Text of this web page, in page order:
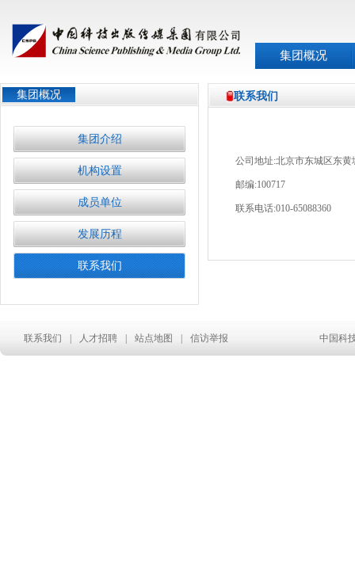
集团概况
集团概况
集团介绍
机构设置
成员单位
发展历程
联系我们
联系我们
公司地址:北京市东城区东黄
邮编:100717
联系电话:010-65088360
联系我们 人才招聘 站点地图 信访举报 中国科